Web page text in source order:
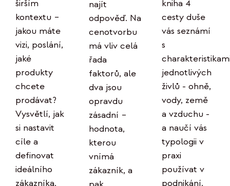
širším
kontextu –
jakou máte
vizi, poslání,
jaké
produkty
chcete
prodávat?
Vysvětlí, jak
si nastavit
cíle a
definovat
ideálního
zákazníka.
najít
odpověď. Na
cenotvorbu
má vliv celá
řada
faktorů, ale
dva jsou
opravdu
zásadní –
hodnota,
kterou
vnímá
zákazník, a
kniha 4
cesty duše
vás seznámí
s
jednotlivých
živlů - ohně,
vody, země
a vzduchu -
a naučí vás
typologii v
praxi
používat v
podnikání.